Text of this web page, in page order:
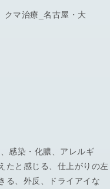
感染・化膿、アレルギ
たと感じる、仕上がりの左
る、外反、ドライアイな